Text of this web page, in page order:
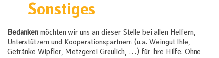
Sonstiges
Bedanken möchten wir uns an dieser Stelle bei allen Helfern,
Unterstützern und Kooperationspartnern (u.a. Weingut Ihle,
Getränke Wipfler, Metzgerei Greulich, …) für ihre Hilfe. Ohne